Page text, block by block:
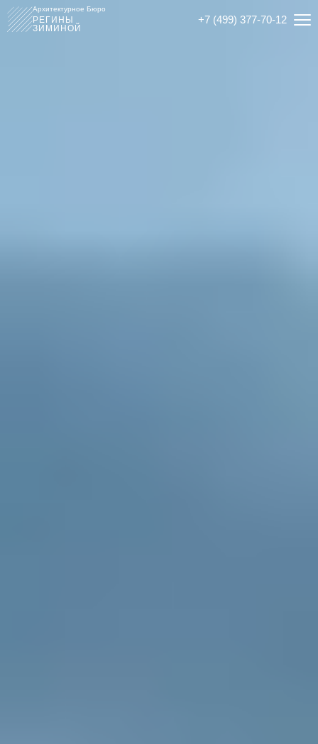
Архитектурное Бюро
РЕГИНЫ
ЗИМИНОЙ
+7 (499) 377-70-12